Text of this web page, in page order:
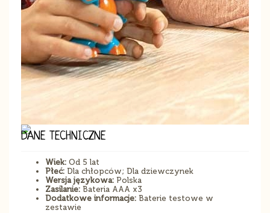
DANE TECHNICZNE
Wiek: Od 5 lat
Płeć: Dla chłopców; Dla dziewczynek
Wersja językowa: Polska
Zasilanie: Bateria AAA x3
Dodatkowe informacje: Baterie testowe w
zestawie